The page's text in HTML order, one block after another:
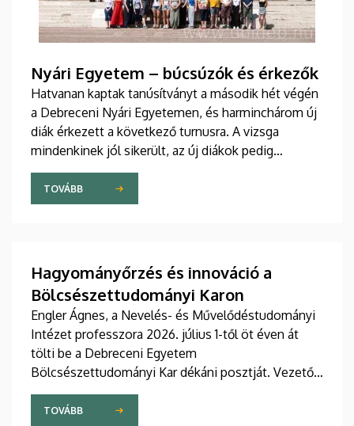
Nyári Egyetem – búcsúzók és érkezők
Hatvanan kaptak tanúsítványt a második hét végén
a Debreceni Nyári Egyetemen, és harminchárom új
diák érkezett a következő turnusra. A vizsga
mindenkinek jól sikerült, az új diákok pedig
sikeresen beilleszkedtek a csoportokba, ahol
továbbra is szorgalmasan tanulják a magyar
nyelvet.
TOVÁBB
Hagyományőrzés és innováció a
Bölcsészettudományi Karon
Engler Ágnes, a Nevelés- és Művelődéstudományi
Intézet professzora 2026. július 1-től öt éven át
tölti be a Debreceni Egyetem
Bölcsészettudományi Kar dékáni posztját. Vezetői
stratégiájában fontos szerepet szán a kar
hagyományainak, a bölcsészképzés klasszikus
TOVÁBB